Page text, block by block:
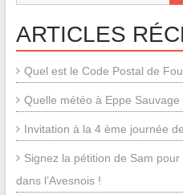
ARTICLES
Quel est le Code Postal de
Quelle météo à Eppe Sauvage
Invitation à la 4 ème journée
Signez la pétition de Sam pour
dans l’Avesnois !